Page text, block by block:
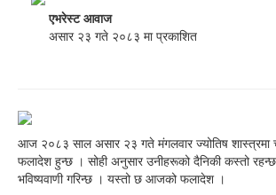
एभरेस्ट आवाज
असार २३ गते २०८३ मा प्रकाशित
आज २०८३ साल असार २३ गते मंगलवार ज्योतिष शास्त्रमा
फलादेश हुन्छ । सोही अनुसार उनीहरूको दैनिकी कस्तो रहन्छ
भविष्यवाणी गरिन्छ । यस्तो छ आजको फलादेश ।